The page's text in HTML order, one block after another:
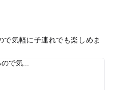
アパルトヘイトをイメージ
一方カブルは洞窟の中で涼
い。 この洞窟の中でカフェ
た。 キッチンカーで500円
ですが要りませんw 「暑い
「500円って高すぎるでし
気軽に子連れでも楽しめま